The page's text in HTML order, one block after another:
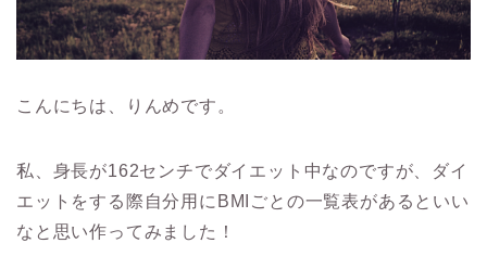
こんにちは、りんめです。
私、身長が162センチでダイエット中なのですが、ダイ
エットをする際自分用にBMIごとの一覧表があるといい
なと思い作ってみました！